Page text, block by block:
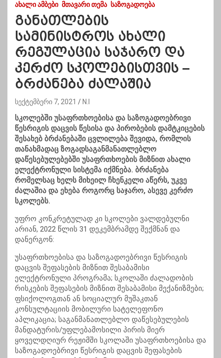
ᲐᲮᲐᲚᲘ ᲐᲛᲑᲔᲑᲘ ᲛᲗᲐᲕᲐᲠᲘ ᲗᲔᲛᲐ ᲡᲐᲖᲝᲒᲐᲓᲝᲔᲑᲐ
განათლების
სამინისტროს ახალი
რეგულაცია საჯარო და
კერძო სკოლებისთვის –
ბრძანება ძალაშია
სექტემბერი 7, 2021 N.I
სკოლებში უსაფრთხოებისა და საზოგადოებრივი
წესრიგის დაცვის წესისა და პირობების დამტკიცების
შესახებ ბრძანებაში ცვლილება შევიდა, რომლის
თანახმადაც ზოგადსაგანმანათლებლო
დაწესებულებებში უსაფრთხოების მიზნით ახალი
ელექტრონული სისტემა იქმნება. ბრძანება
რომელსაც ხელს მიხეილ ჩხენკელი აწერს, უკვე
ძალაშია და ეხება როგორც საჯარო, ასევე კერძო
სკოლებს.
უფრო კონკრეტულად კი სკოლები ვალდებულნი
არიან, 2022 წლის 31 დეკემბრამდე შექმნან და
დანერგონ:
უსაფრთხოებისა და საზოგადოებრივი წესრიგის
დაცვის შეფასების მიზნით შესაბამისი
ელექტრონული პროგრამა; სკოლაში ძალადობის
რისკების შეფასების მიზნით შესაბამისი მექანიზმები;
ფსიქოლოგთან ან სოციალურ მუშაკთან
კონსულტაციის მობილური სატელეფონო
აპლიკაცია; საგანმანათლებლო დაწესებულების
მანდატურის/უფლებამოსილი პირის მიერ
ყოველდღიურ რეჟიმში სკოლაში უსაფრთხოებისა და
საზოგადოებრივი წესრიგის დაცვის შეფასების